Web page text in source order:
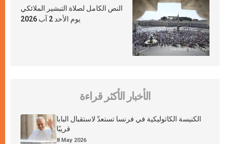
النص الكامل لصلاة التبشير الملائكي
يوم الأحد 2 آب 2026
الأخبار الأكثر قراءة
الكنيسة الكاثوليكية في فرنسا تستعدّ لاستقبال البابا
قريبًا
8 May 2026